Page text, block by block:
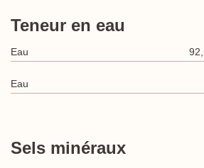
Teneur en eau
Eau
Eau
Sels minéraux